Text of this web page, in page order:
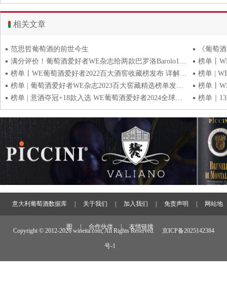
相关文章
范思哲葡萄酒的前世今生
满分评价！葡萄酒爱好者WE杂志给两款巴罗洛Barolo100分
榜单丨WE葡萄酒爱好者2022百大酒窖收藏榜发布 详解17款意大利入选佳酿
榜单 | 葡萄酒爱好者WE杂志2023百大窖藏精选榜单发布 11款意酒上榜
榜单 | 意酒夺冠+18款入选 WE葡萄酒爱好者2024全球百大窖藏榜单发布
意大利葡萄酒数据库 关于我们 加入我们 免责声明 网站地
图 合作伙伴 友情链接
Copyright © 2012-2026 wineita.com, All Rights Reserved. 京ICP备2025142384
号-1